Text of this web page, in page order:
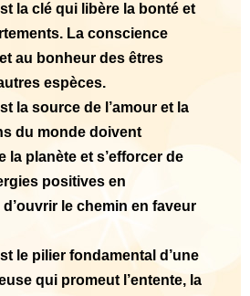
la clé qui libère la bonté et
La conscience
au bonheur des êtres
espèces.
la source de l’amour et la
du monde doivent
la planète et s’efforcer de
positives en
le chemin en faveur
le pilier fondamental d’une
qui promeut l’entente, la